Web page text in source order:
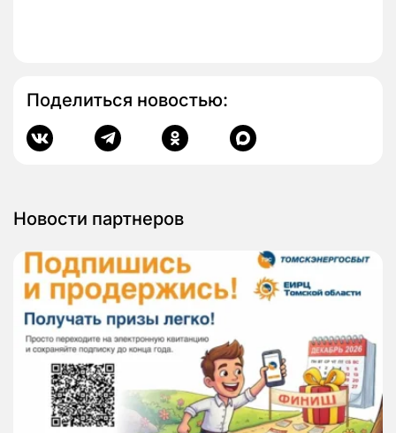
Поделиться новостью:
Новости партнеров